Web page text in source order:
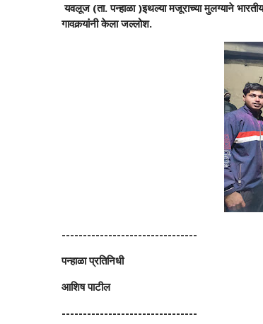
यवलूज (ता. पन्हाळा )इथल्या मजूराच्या मुलग्याने
गावकर्‍यांनी केला जल्लोश.
--------------------------------
पन्हाळा प्रतिनिधी
आशिष पाटील
--------------------------------